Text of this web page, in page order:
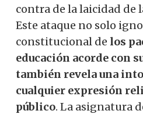
contra de la laicidad de
Este ataque no solo
constitucional de los
educación acorde con
también revela una
cualquier expresión
público. La asignatura